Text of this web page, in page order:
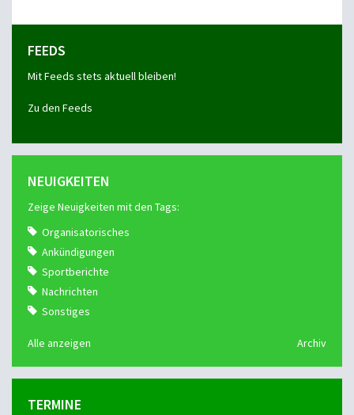
FEEDS
Mit Feeds stets aktuell bleiben!
Zu den Feeds
NEUIGKEITEN
Zeige Neuigkeiten mit den Tags:
Organisatorisches
Ankündigungen
Sportberichte
Nachrichten
Sonstiges
Alle anzeigen Archiv
TERMINE